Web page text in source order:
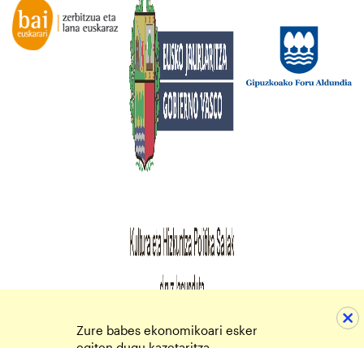
Zure babes ekonomikoari esker